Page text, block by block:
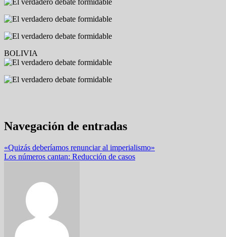
BOLIVIA
Navegación de entradas
«Quizás deberíamos renunciar al imperialismo»
Los números cantan: Reducción de casos